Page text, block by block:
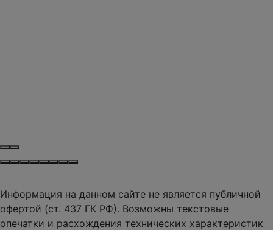
Информация на данном сайте не является публичной
офертой (ст. 437 ГК РФ). Возможны текстовые
опечатки и расхождения технических характеристик